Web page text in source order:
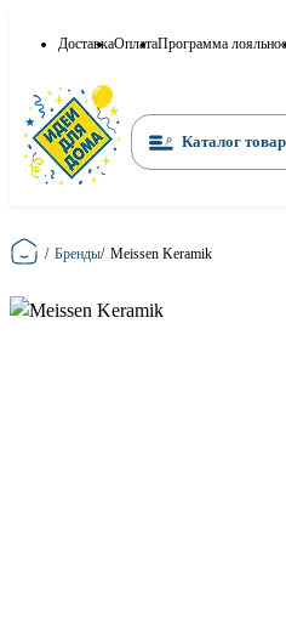
ДоставкаОплатаПрограмма
Каталог
Главная
/ Бренды/ Meissen Keramik